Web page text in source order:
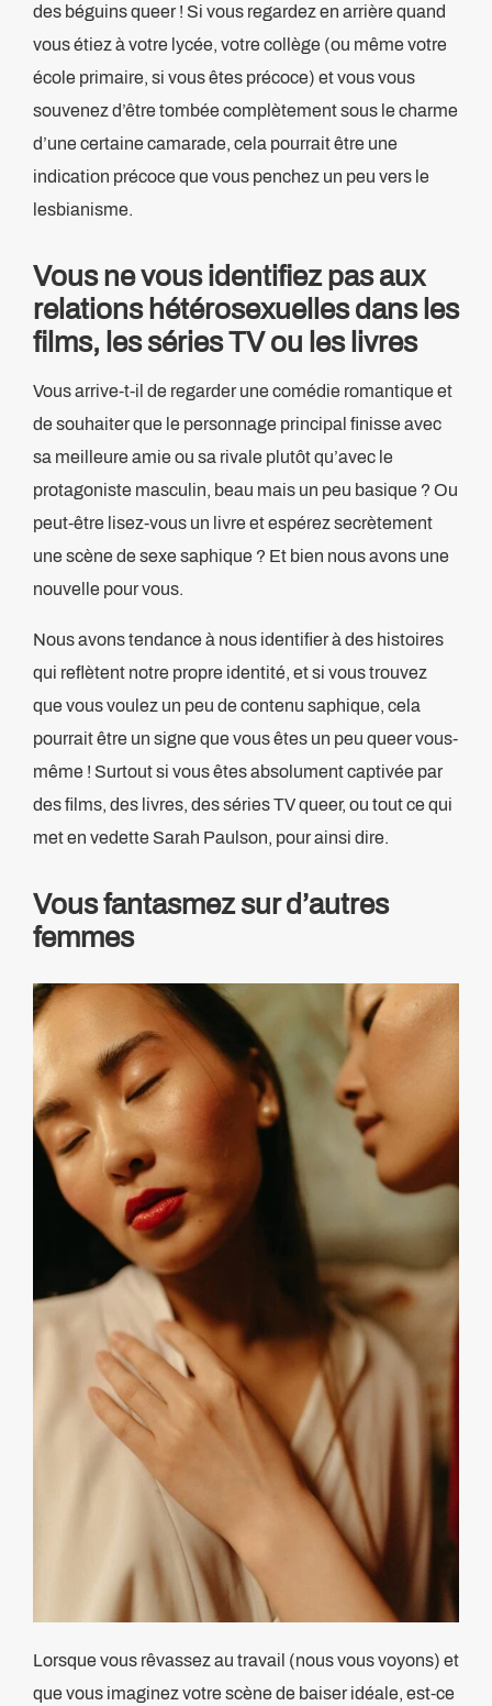
des béguins queer ! Si vous regardez en arrière quand
vous étiez à votre lycée, votre collège (ou même votre
école primaire, si vous êtes précoce) et vous vous
souvenez d’être tombée complètement sous le charme
d’une certaine camarade, cela pourrait être une
indication précoce que vous penchez un peu vers le
lesbianisme.
Vous ne vous identifiez pas aux
relations hétérosexuelles dans les
films, les séries TV ou les livres
Vous arrive-t-il de regarder une comédie romantique et
de souhaiter que le personnage principal finisse avec
sa meilleure amie ou sa rivale plutôt qu’avec le
protagoniste masculin, beau mais un peu basique ? Ou
peut-être lisez-vous un livre et espérez secrètement
une scène de sexe saphique ? Et bien nous avons une
nouvelle pour vous.
Nous avons tendance à nous identifier à des histoires
qui reflètent notre propre identité, et si vous trouvez
que vous voulez un peu de contenu saphique, cela
pourrait être un signe que vous êtes un peu queer vous-
même ! Surtout si vous êtes absolument captivée par
des films, des livres, des séries TV queer, ou tout ce qui
met en vedette Sarah Paulson, pour ainsi dire.
Vous fantasmez sur d’autres
femmes
Lorsque vous rêvassez au travail (nous vous voyons) et
que vous imaginez votre scène de baiser idéale, est-ce